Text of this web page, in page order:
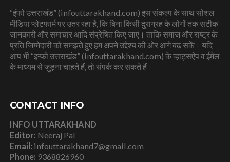
“इंफो उत्तराखंड” (infouttarakhand.com) इस संकल्प के साथ सोशल
मीडिया प्लेटफार्म पर उतर रहा है, कि बिना किसी दुराग्रह के लोगों तक सटीक
जानकारी और समाचार आदि संप्रेषित किए जाएं। ताकि समाज और राष्ट्र के
प्रति जिम्मेदारी को समझते हुए हम अपने उद्देश्य की ओर आगे बढ़ सकें। यदि
आप भी “इन्फो उत्तराखंड” (infouttarakhand.com) के व्हाट्सऐप व ईमेल
के माध्यम से जुड़ना चाहते हैं, तो संपर्क कर सकते हैं।
CONTACT INFO
INFO UTTARAKHAND
Editor: Neeraj Pal
Email: infouttarakhand7@gmail.com
Phone: 9368826960